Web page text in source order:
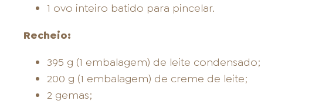
1 ovo inteiro batido para pincelar.
Recheio:
395 g (1 embalagem) de leite condensado;
200 g (1 embalagem) de creme de leite;
2 gemas;